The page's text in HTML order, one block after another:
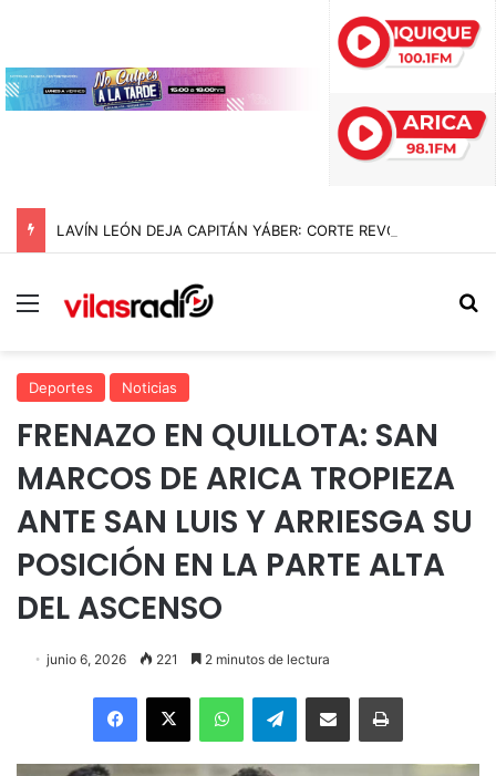
Menú
Deportes Noticias
FRENAZO EN QUILLOTA: SAN
MARCOS DE ARICA TROPIEZA
ANTE SAN LUIS Y ARRIESGA SU
POSICIÓN EN LA PARTE ALTA
DEL ASCENSO
junio 6, 2026 221 2 minutos de lectura
Facebook
X WhatsAppTelegramEnviar vía email Imprimir